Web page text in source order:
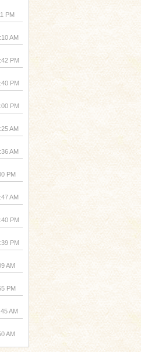
PM
AM
PM
PM
PM
AM
AM
PM
AM
PM
PM
AM
PM
AM
AM